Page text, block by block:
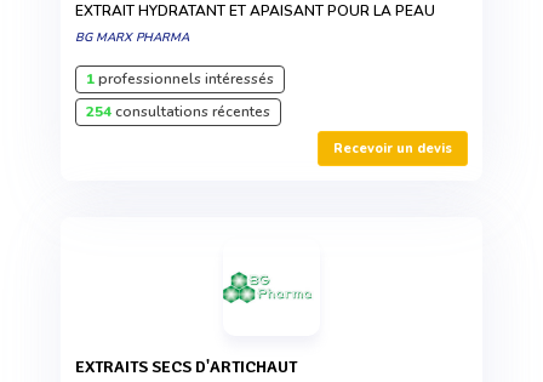
EXTRAIT HYDRATANT ET APAISANT POUR LA PEAU
BG MARX PHARMA
1professionnels intéressés
254consultations récentes
Recevoir un devis
EXTRAITS SECS D'ARTICHAUT